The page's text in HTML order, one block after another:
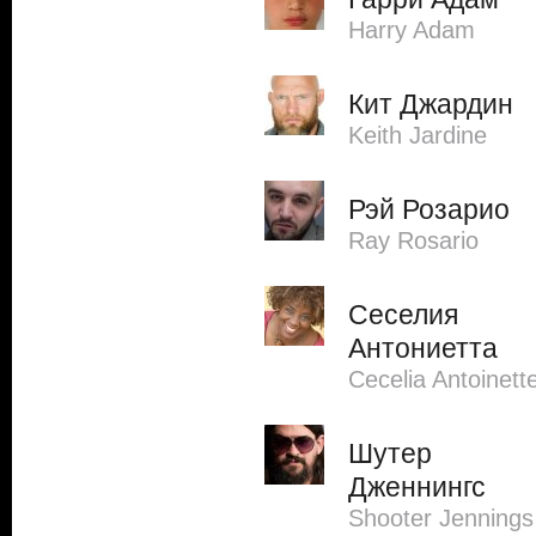
Harry Adam
Кит Джардин
Keith Jardine
Рэй Розарио
Ray Rosario
Сеселия
Антониетта
Cecelia
Шутер
Дженнингс
Shooter Jennings